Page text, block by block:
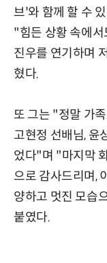
브'와 함께 할 수
"힘든 상황 속에서
진우를 연기하며
혔다.
또 그는 "정말 가
고현정 선배님, 윤
었다"며 "마지막
으로 감사드리며,
양하고 멋진 모습
붙였다.